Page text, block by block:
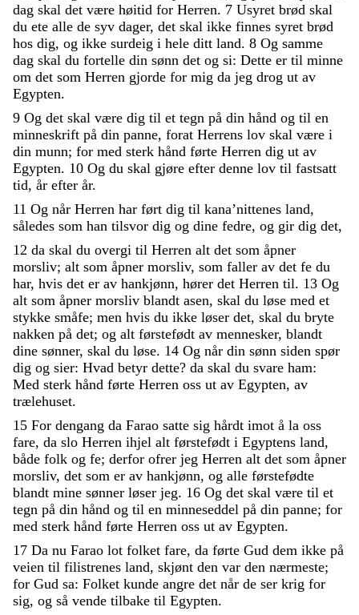
dag skal det være høitid for Herren. 7 Usyret brød skal
du ete alle de syv dager, det skal ikke finnes syret brød
hos dig, og ikke surdeig i hele ditt land. 8 Og samme
dag skal du fortelle din sønn det og si: Dette er til minne
om det som Herren gjorde for mig da jeg drog ut av
Egypten.
9 Og det skal være dig til et tegn på din hånd og til en
minneskrift på din panne, forat Herrens lov skal være i
din munn; for med sterk hånd førte Herren dig ut av
Egypten. 10 Og du skal gjøre efter denne lov til fastsatt
tid, år efter år.
11 Og når Herren har ført dig til kana’nittenes land,
således som han tilsvor dig og dine fedre, og gir dig det,
12 da skal du overgi til Herren alt det som åpner
morsliv; alt som åpner morsliv, som faller av det fe du
har, hvis det er av hankjønn, hører det Herren til. 13 Og
alt som åpner morsliv blandt asen, skal du løse med et
stykke småfe; men hvis du ikke løser det, skal du bryte
nakken på det; og alt førstefødt av mennesker, blandt
dine sønner, skal du løse. 14 Og når din sønn siden spør
dig og sier: Hvad betyr dette? da skal du svare ham:
Med sterk hånd førte Herren oss ut av Egypten, av
trælehuset.
15 For dengang da Farao satte sig hårdt imot å la oss
fare, da slo Herren ihjel alt førstefødt i Egyptens land,
både folk og fe; derfor ofrer jeg Herren alt det som åpner
morsliv, det som er av hankjønn, og alle førstefødte
blandt mine sønner løser jeg. 16 Og det skal være til et
tegn på din hånd og til en minneseddel på din panne; for
med sterk hånd førte Herren oss ut av Egypten.
17 Da nu Farao lot folket fare, da førte Gud dem ikke på
veien til filistrenes land, skjønt den var den nærmeste;
for Gud sa: Folket kunde angre det når de ser krig for
sig, og så vende tilbake til Egypten.